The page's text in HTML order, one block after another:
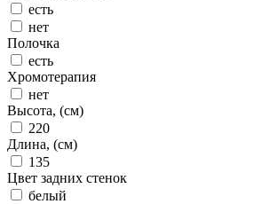
есть
нет
Полочка
есть
Хромотерапия
нет
Высота, (см)
220
Длина, (см)
135
Цвет задних стенок
белый